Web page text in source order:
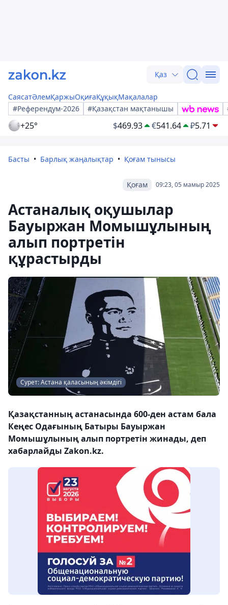
Қаз
СаясатӘлемҚаржыОқиғаҚұқықМақалалар
#Референдум-2026
#Қазақстан мақтанышы
+25° $469.93 €541.64 ₽5.71
Басты Барлық жаңалықтар Қоғам тынысы
09:23, 05 мамыр 2025
Қоғам
Астаналық оқушылар
Бауыржан Момышұлының
алып портретін
құрастырды
Сурет: Астана қаласының әкімдігі
Қазақстанның астанасында 600-ден астам бала
Кеңес Одағының Батыры Бауыржан
Момышұлының алып портретін жинады, деп
хабарлайды Zakon.kz.